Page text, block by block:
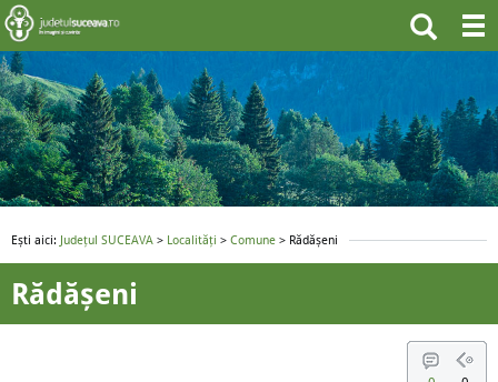
Ești aici: Județul SUCEAVA > Localități > Comune > Rădășeni
Rădășeni